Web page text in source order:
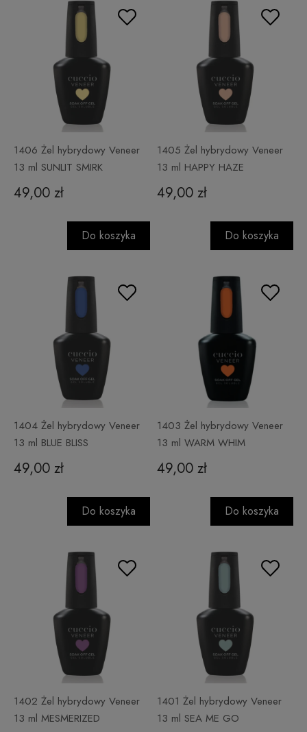
1406 Żel hybrydowy Veneer
13 ml SUNLIT SMIRK
49,00 zł
Do koszyka
1405 Żel hybrydowy Veneer
13 ml HAPPY HAZE
49,00 zł
Do koszyka
1404 Żel hybrydowy Veneer
13 ml BLUE BLISS
49,00 zł
Do koszyka
1403 Żel hybrydowy Veneer
13 ml WARM WHIM
49,00 zł
Do koszyka
1402 Żel hybrydowy Veneer
13 ml MESMERIZED
1401 Żel hybrydowy Veneer
13 ml SEA ME GO